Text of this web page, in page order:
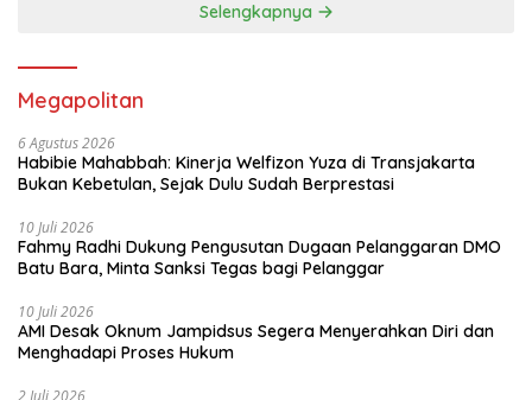
Selengkapnya
Megapolitan
6 Agustus 2026
Habibie Mahabbah: Kinerja Welfizon Yuza di Transjakarta
Bukan Kebetulan, Sejak Dulu Sudah Berprestasi
10 Juli 2026
Fahmy Radhi Dukung Pengusutan Dugaan Pelanggaran DMO
Batu Bara, Minta Sanksi Tegas bagi Pelanggar
10 Juli 2026
AMI Desak Oknum Jampidsus Segera Menyerahkan Diri dan
Menghadapi Proses Hukum
2 Juli 2026